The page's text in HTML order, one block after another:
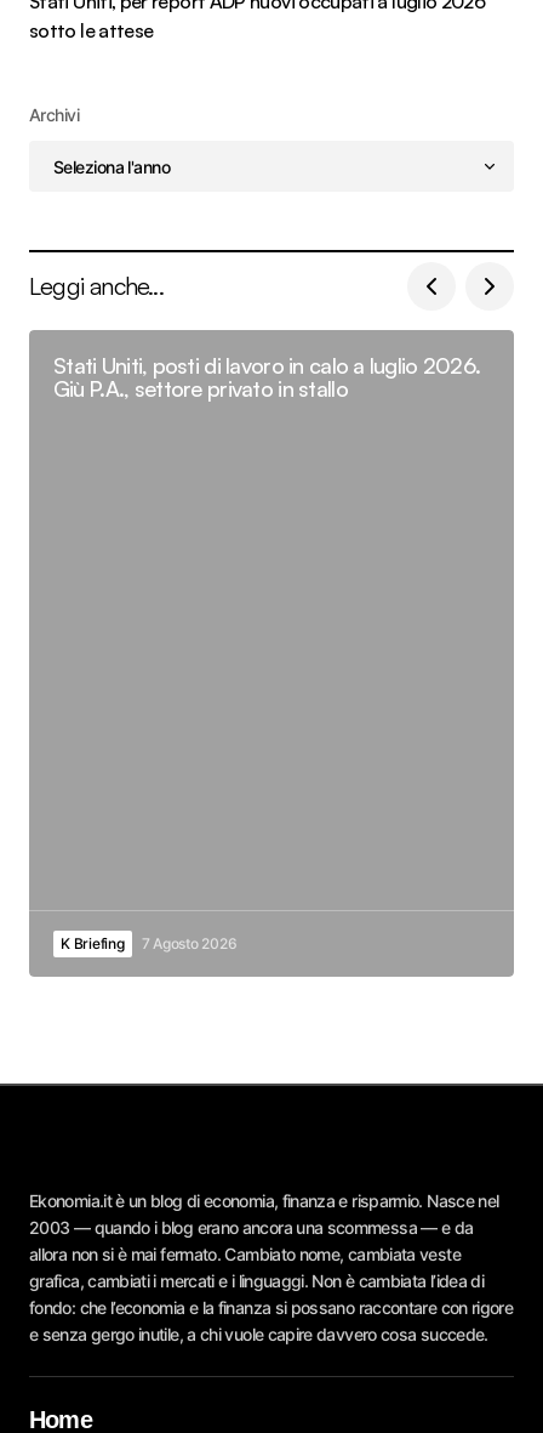
sotto le attese
Archivi
Leggi anche...
Stati Uniti, posti di lavoro in calo a luglio 2026.
Giù P.A., settore privato in stallo
K Briefing 7 Agosto 2026
Ekonomia.it è un blog di economia, finanza e risparmio. Nasce nel
2003 — quando i blog erano ancora una scommessa — e da
allora non si è mai fermato. Cambiato nome, cambiata veste
grafica, cambiati i mercati e i linguaggi. Non è cambiata l’idea di
fondo: che l’economia e la finanza si possano raccontare con rigore
e senza gergo inutile, a chi vuole capire davvero cosa succede.
Home